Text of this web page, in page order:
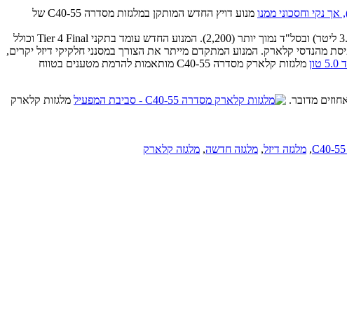
מנוע דויץ החדש המותקן במלגזות מסדרה C40-55 של
עתה מפנה המנוע הוותיק את מקומו ליחידת כוח חדשה ועדכנית מתוצרת דויץ, המציעה אמנם הספק מופחת – 74 כ"ס – אך ממנוע קטן יותר (3.6 ליטר) ובסל"ד נמוך יותר (2,200). המנוע החדש עומד בתקני Tier 4 Final וכולל
מהנדסי קלארק. המנוע המתקדם מייתר את הצורך במסנני חלקיקי דיזל יקרים,
מלגזות קלארק מסדרה C40-55 מותאמות להרמת מטענים בטווח
מדובר.
מלגזות קלארק
, מלגזה דיזל, מלגזה חדשה, מלגזה קלארק